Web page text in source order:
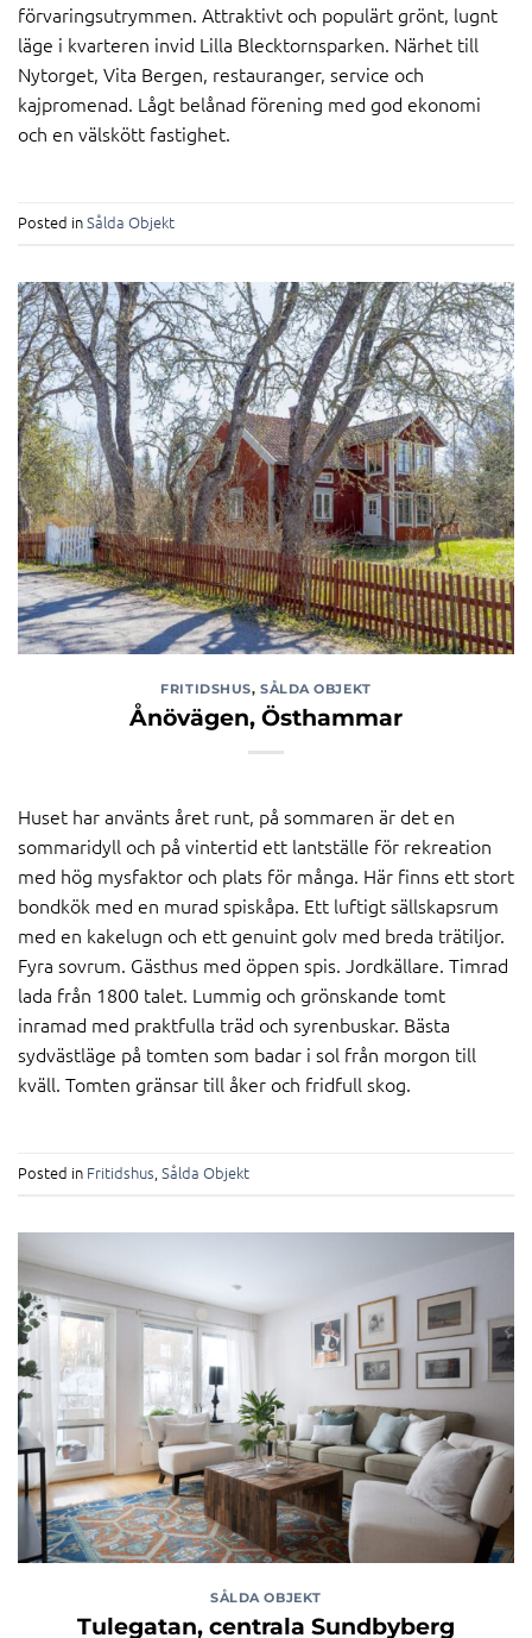
förvaringsutrymmen. Attraktivt och populärt grönt, lugnt
läge i kvarteren invid Lilla Blecktornsparken. Närhet till
Nytorget, Vita Bergen, restauranger, service och
kajpromenad. Lågt belånad förening med god ekonomi
och en välskött fastighet.
Posted inSålda Objekt
FRITIDSHUS, SÅLDA OBJEKT
Ånövägen, Östhammar
Huset har använts året runt, på sommaren är det en
sommaridyll och på vintertid ett lantställe för rekreation
med hög mysfaktor och plats för många. Här finns ett stort
bondkök med en murad spiskåpa. Ett luftigt sällskapsrum
med en kakelugn och ett genuint golv med breda trätiljor.
Fyra sovrum. Gästhus med öppen spis. Jordkällare. Timrad
lada från 1800 talet. Lummig och grönskande tomt
inramad med praktfulla träd och syrenbuskar. Bästa
sydvästläge på tomten som badar i sol från morgon till
kväll. Tomten gränsar till åker och fridfull skog.
Posted in Fritidshus, Sålda Objekt
SÅLDA OBJEKT
Tulegatan, centrala Sundbyberg